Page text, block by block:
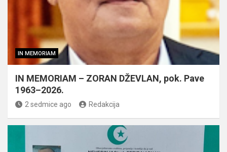
IN MEMORIAM
IN MEMORIAM – ZORAN DŽEVLAN, pok. Pave
1963–2026.
2 sedmice ago Redakcija